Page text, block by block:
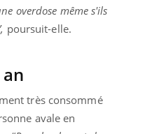
overdose même s'ils
poursuit-elle.
très consommé
avale en